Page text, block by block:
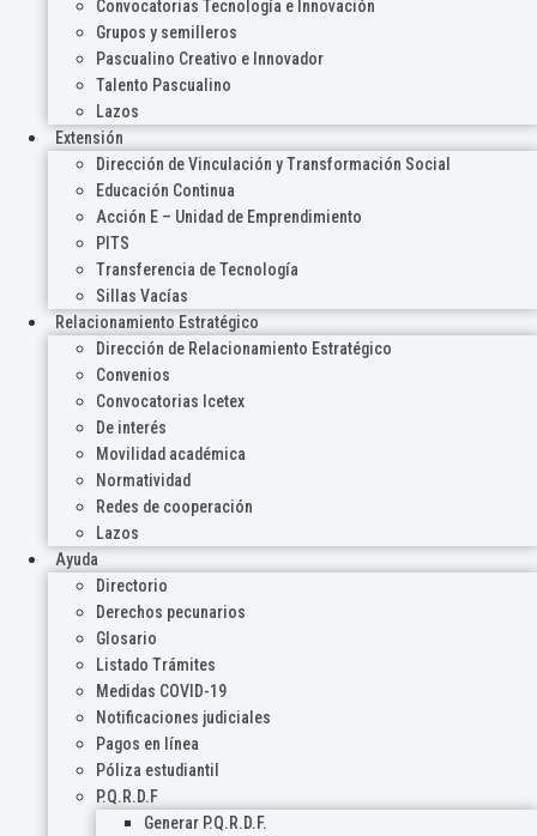
Convocatorias Tecnología e Innovación
Grupos y semilleros
Pascualino Creativo e Innovador
Talento Pascualino
Lazos
Extensión
Dirección de Vinculación y Transformación Social
Educación Continua
Acción E – Unidad de Emprendimiento
PITS
Transferencia de Tecnología
Sillas Vacías
Relacionamiento Estratégico
Dirección de Relacionamiento Estratégico
Convenios
Convocatorias Icetex
De interés
Movilidad académica
Normatividad
Redes de cooperación
Lazos
Ayuda
Directorio
Derechos pecunarios
Glosario
Listado Trámites
Medidas COVID-19
Notificaciones judiciales
Pagos en línea
Póliza estudiantil
P.Q.R.D.F
Generar P.Q.R.D.F.